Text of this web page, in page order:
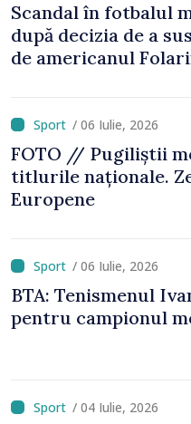
Scandal în fotbalul
după decizia de a
de americanul
/ 06 Iulie, 2026
FOTO // Pugiliștii
titlurile naționale.
Europene
/ 06 Iulie, 2026
BTA: Tenismenul
pentru campionul
/ 04 Iulie, 2026